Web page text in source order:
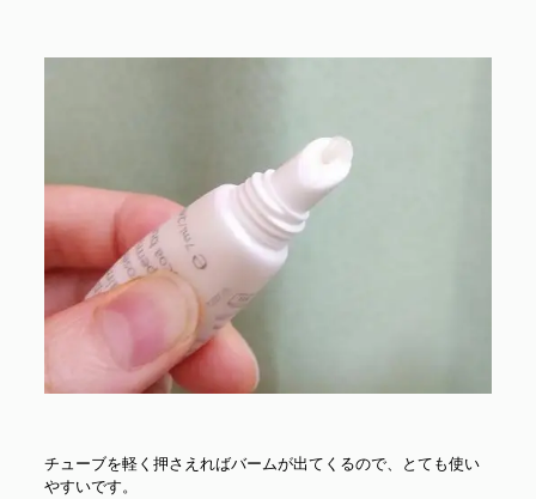
チューブを軽く押さえればバームが出てくるので、とても使い
やすいです。